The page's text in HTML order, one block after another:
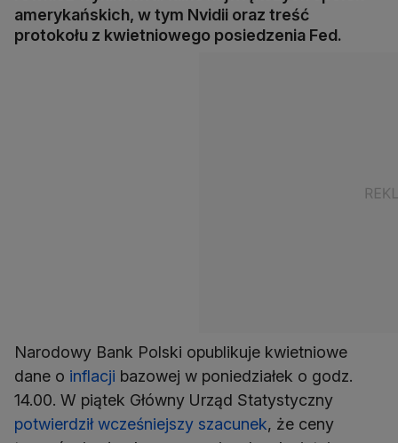
amerykańskich, w tym Nvidii oraz treść
protokołu z kwietniowego posiedzenia Fed.
Narodowy Bank Polski opublikuje kwietniowe
dane o inflacji bazowej w poniedziałek o godz.
14.00. W piątek Główny Urząd Statystyczny
potwierdził wcześniejszy szacunek, że ceny